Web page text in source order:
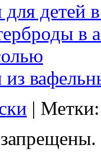
детей
в
из
|